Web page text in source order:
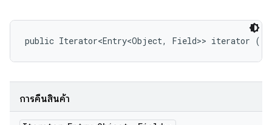
public Iterator<Entry<Object, Field>> iterator ()
การคืนสินค้า